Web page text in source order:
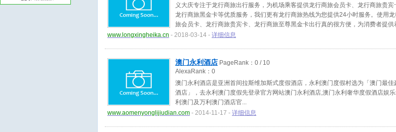
义大庆专注于龙行商旅出行服务，为机场乘客提供龙行商旅会员卡、龙行商旅贵宾
龙行商旅黑金卡等优质服务，我们更有龙行商旅热线为您提供24小时服务。使用
旅会员卡、龙行商旅贵宾卡、龙行商旅至尊黑金卡出行真的很方便，为消费者提供
自动查询技术、自动预订技术、自动支付技术。义大庆欢迎拨打龙行商旅热线：
www.longxingheika.cn - 2018-03-14 - 详细信息
澳门永利酒店 PageRank： 0 / 10
AlexaRank： 0
澳门永利酒店是亚洲首间拉斯维加斯式度假酒店，永利澳门度假村选为「澳门最佳
酒店」，去永利澳门度假先登录官方网站澳门永利酒店,澳门永利奢华度假酒店娱
利澳门及万利澳门酒店官
www.aomenyonglijiudian.com - 2014-11-17 - 详细信息